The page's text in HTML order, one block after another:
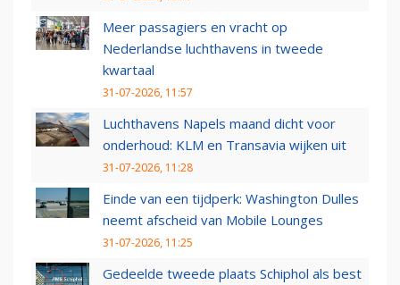
Meer passagiers en vracht op
Nederlandse luchthavens in tweede
kwartaal
31-07-2026, 11:57
Luchthavens Napels maand dicht voor
onderhoud: KLM en Transavia wijken uit
31-07-2026, 11:28
Einde van een tijdperk: Washington Dulles
neemt afscheid van Mobile Lounges
31-07-2026, 11:25
Gedeelde tweede plaats Schiphol als best